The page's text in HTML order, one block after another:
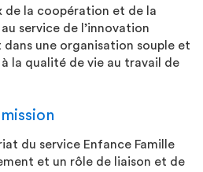
de la coopération et de la
service de l’innovation
dans une organisation souple et
la qualité de vie au travail de
du service Enfance Famille
et un rôle de liaison et de